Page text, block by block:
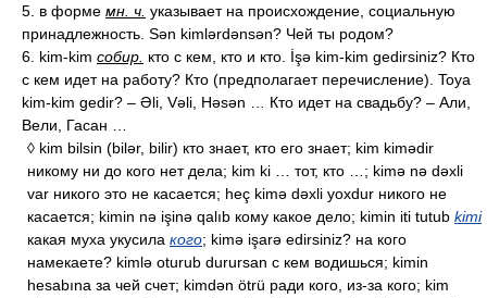
5. в форме мн. ч. указывает на происхождение, социальную
принадлежность. Sən kimlərdənsən? Чей ты родом?
6. kim-kim собир. кто с кем, кто и кто. İşə kim-kim gedirsiniz? Кто
с кем идет на работу? Кто (предполагает перечисление). Toya
kim-kim gedir? – Əli, Vəli, Həsən … Кто идет на свадьбу? – Али,
Вели, Гасан …
◊ kim bilsin (bilər, bilir) кто знает, кто его знает; kim kimədir
никому ни до кого нет дела; kim ki … тот, кто …; kimə nə dəxli
var никого это не касается; heç kimə dəxli yoxdur никого не
касается; kimin nə işinə qalıb кому какое дело; kimin iti tutub kimi
какая муха укусила кого; kimə işarə edirsiniz? на кого
намекаете? kimlə oturub durursan с кем водишься; kimin
hesabına за чей счет; kimdən ötrü ради кого, из-за кого; kim